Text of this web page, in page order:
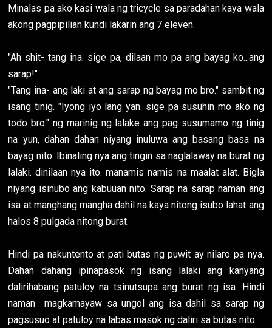
Minalas pa ako kasi wala ng tricycle sa paradahan kaya wala
akong pagpipilian kundi lakarin ang 7 eleven.
"Ah shit- tang ina. sige pa, dilaan mo pa ang bayag ko...ang
sarap!"
"Tang ina- ang laki at ang sarap ng bayag mo bro." sambit ng
isang tinig. "Iyong iyo lang yan. sige pa susuhin mo ako ng
todo bro." ng marinig ng lalake ang pag susumamo ng tinig
na yun, dahan dahan niyang inuluwa ang basang basa na
bayag nito. Ibinaling nya ang tingin sa naglalaway na burat ng
lalaki. dinilaan nya ito. manamis namis na maalat alat. Bigla
niyang isinubo ang kabuuan nito. Sarap na sarap naman ang
isa at manghang mangha dahil na kaya nitong isubo lahat ang
halos 8 pulgada nitong burat.
Hindi pa nakuntento at pati butas ng puwit ay nilaro pa nya.
Dahan dahang ipinapasok ng isang lalaki ang kanyang
dalirihabang patuloy na tsinutsupa ang burat ng isa. Hindi
naman magkamayaw sa ungol ang isa dahil sa sarap ng
pagsusuo at patuloy na labas masok ng daliri sa butas nito.